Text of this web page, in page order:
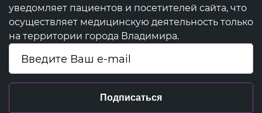
Подписаться
уведомляет пациентов и посетителей сайта, что
осуществляет медицинскую деятельность только
на территории города Владимира.